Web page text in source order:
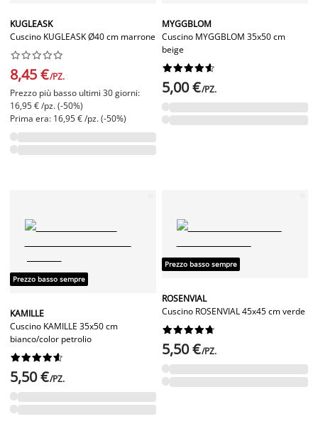
KUGLEASK
Cuscino KUGLEASK Ø40 cm marrone






8,45 €/PZ.
Prezzo più basso ultimi 30 giorni:
16,95 € /pz. (-50%)
Prima era: 16,95 € /pz. (-50%)
MYGGBLOM
Cuscino MYGGBLOM 35x50 cm
beige






5,00 €/PZ.
Prezzo basso sempre
KAMILLE
Cuscino KAMILLE 35x50 cm
bianco/color petrolio






5,50 €/PZ.
Prezzo basso sempre
ROSENVIAL
Cuscino ROSENVIAL 45x45 cm verde






5,50 €/PZ.